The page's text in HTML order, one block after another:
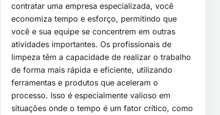
contratar uma empresa especializada, você
economiza tempo e esforço, permitindo que
você e sua equipe se concentrem em outras
atividades importantes. Os profissionais de
limpeza têm a capacidade de realizar o trabalho
de forma mais rápida e eficiente, utilizando
ferramentas e produtos que aceleram o
processo. Isso é especialmente valioso em
situações onde o tempo é um fator crítico, como